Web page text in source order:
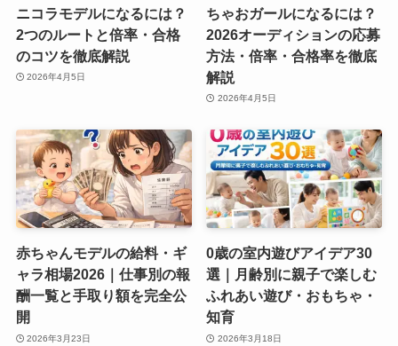
ニコラモデルになるには？
2つのルートと倍率・合格
のコツを徹底解説
2026年4月5日
ちゃおガールになるには？
2026オーディションの応募
方法・倍率・合格率を徹底
解説
2026年4月5日
赤ちゃんモデルの給料・ギ
ャラ相場2026｜仕事別の報
酬一覧と手取り額を完全公
開
2026年3月23日
0歳の室内遊びアイデア30
選｜月齢別に親子で楽しむ
ふれあい遊び・おもちゃ・
知育
2026年3月18日